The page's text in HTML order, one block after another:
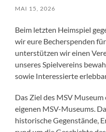
MAI 15, 2026
Beim letzten Heimspiel
wir eure Becherspenden
unterstützen wir einen
unseres Spielvereins
sowie Interessierte
Das Ziel des MSV
eigenen MSV-Museums.
historische Gegenstände,